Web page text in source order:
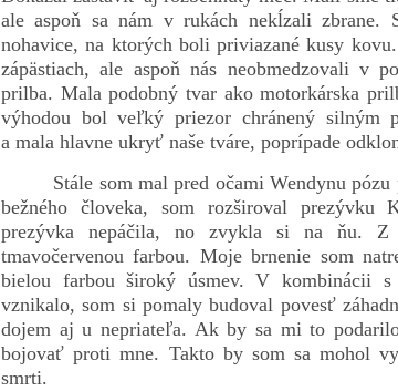
ale aspoň sa nám v rukách nekĺzali zbrane.
nohavice, na ktorých boli priviazané kusy
zápästiach, ale aspoň nás neobmedzovali v
prilba. Mala podobný tvar ako motorkárska
výhodou bol veľký priezor chránený silným
a mala hlavne ukryť naše tváre, poprípade
Stále som mal pred očami Wendynu
bežného človeka, som rozširoval
prezývka nepáčila, no zvykla si na ňu.
tmavočervenou farbou. Moje brnenie som
bielou farbou široký úsmev. V kombinácii
vznikalo, som si pomaly budoval povesť
dojem aj u nepriateľa. Ak by sa mi to
bojovať proti mne. Takto by som sa mohol
smrti.